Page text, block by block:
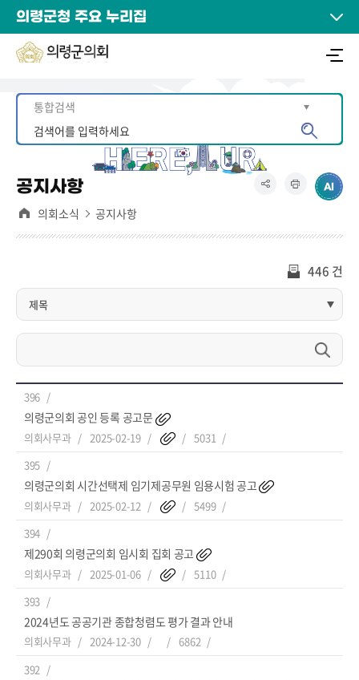
의령군청 주요 누리집
공지사항
의회소식 공지사항
446 건
396
의령군의회 공인 등록 공고문
의회사무과 2025-02-19
5031
395
의령군의회 시간선택제 임기제공무원 임용시험 공고
의회사무과 2025-02-12
5499
394
제290회 의령군의회 임시회 집회 공고
의회사무과 2025-01-06
5110
393
2024년도 공공기관 종합청렴도 평가 결과 안내
의회사무과 2024-12-30
6862
392